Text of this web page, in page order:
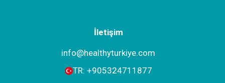
İletişim
info@healthyturkiye.com
TR: +905324711877